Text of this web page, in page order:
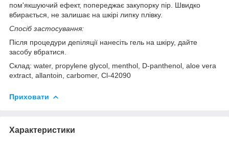
пом'якшуючий ефект, попереджає закупорку пір. Швидко
вбирається, не залишає на шкірі липку плівку.
Спосіб застосування:
Після процедури депіляції нанесіть гель на шкіру, дайте
засобу вбратися.
Склад: water, propylene glycol, menthol, D-panthenol, aloe vera
extract, allantoin, carbomer, Cl-42090
Приховати
Характеристики